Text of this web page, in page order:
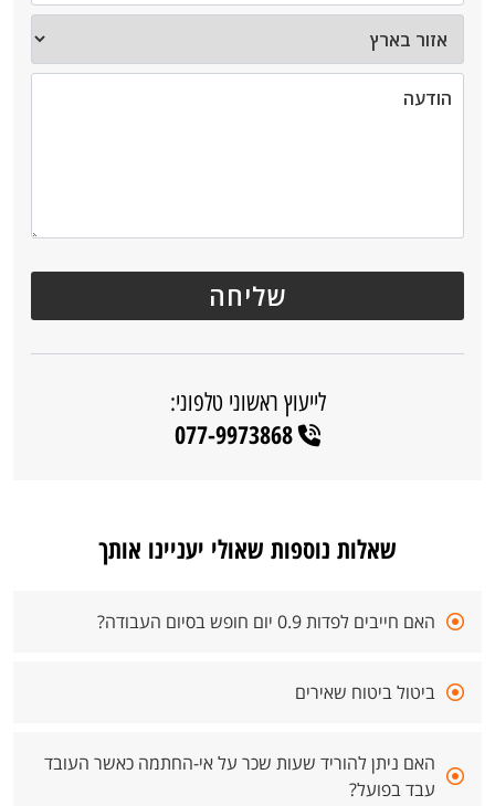
לייעוץ ראשוני טלפוני:
077-9973868
שאלות נוספות שאולי יעניינו אותך
האם חייבים לפדות 0.9 יום חופש בסיום העבודה?
ביטול ביטוח שאירים
האם ניתן להוריד שעות שכר על אי-החתמה כאשר העובד
עבד בפועל?